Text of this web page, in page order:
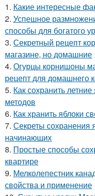
1. Какие интересные
2. Успешное
способы для богатого
3. Секретный рецепт
магазине, но домашние
4. Огурцы корнишоны
рецепт для домашнего
5. Как сохранить
методов
6. Как хранить яблоки
7. Секреты сохранения
начинающих
8. Простые способы
квартире
9. Мелколепестник
свойства и применение